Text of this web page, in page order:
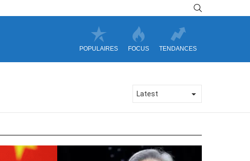
POPULAIRES FOCUS TENDANCES